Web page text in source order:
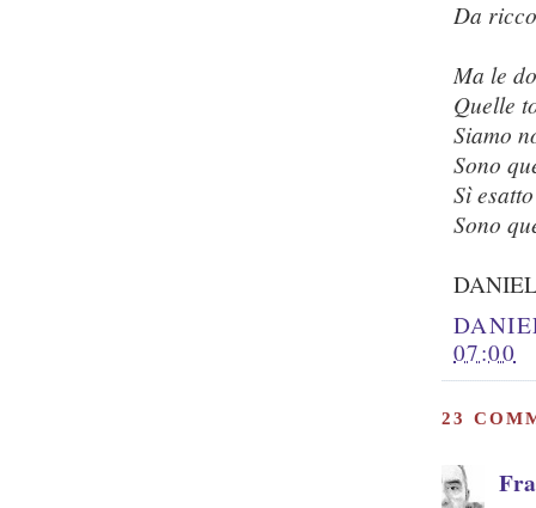
Da
Ma le
Quelle
Siamo
Sono
Sì
Sono
07:00
23